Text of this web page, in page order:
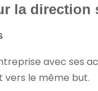
la direction
avec ses
le même but.